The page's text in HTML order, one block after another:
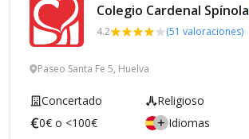
Colegio Cardenal Spínola
4.2 (51 valoraciones)
Paseo Santa Fe 5, Huelva
Concertado Religioso
0€ o <100€
Idiomas